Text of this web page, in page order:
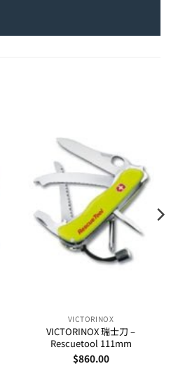
VICTORINOX
VICTORINOX 瑞士刀 –
Rescuetool 111mm
$860.00